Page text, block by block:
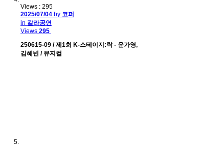
Views : 295
2025/07/04 by 코퍼
in 갈라공연
Views 295
250615-09 / 제1회 K-스테이지:락 - 윤가영,
김혜빈 / 뮤지컬